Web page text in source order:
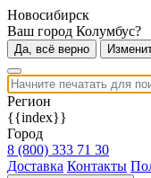
Новосибирск
Ваш город Колумбус?
Да, всё верно
Регион
{{index}}
Город
8 (800) 333 71 30
Доставка Контакты